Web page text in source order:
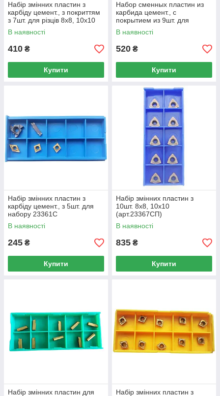
Набір змінних пластин з
карбіду цемент., з покриттям
з 7шт. для різців 8х8, 10х10
(арт.23362СП)
В наявності
410 ₴
Купити
Набор сменных пластин из
карбида цемент., с
покрытием из 9шт. для
резцов 12х12 (арт.23363СП)
В наявності
520 ₴
Купити
Набір змінних пластин з
карбіду цемент., з 5шт. для
набору 23361С
(арт.23366СП)
В наявності
245 ₴
Купити
Набір змінних пластин з
10шт. 8х8, 10х10
(арт.23367СП)
В наявності
835 ₴
Купити
Набір змінних пластин для Набір змінних пластин з